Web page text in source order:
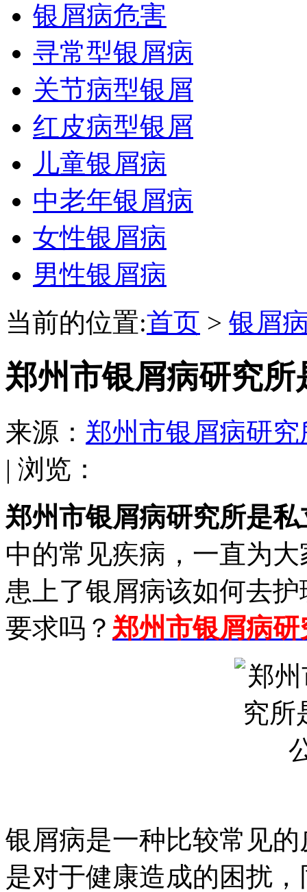
银屑病危害
寻常型银屑病
关节病型银屑
红皮病型银屑
儿童银屑病
中老年银屑病
女性银屑病
男性银屑病
当前的位置:首页 > 银屑
郑州市银屑病研究
来源： 郑州市银屑病研究
| 浏览：
郑州市银屑病研究所是
中的常见疾病，一直为
患上了银屑病该如何去
要求吗？ 郑州市银屑病研
银屑病是一种比较常见
是对于健康造成的困扰